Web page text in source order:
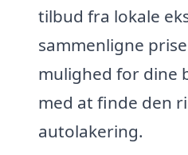
tilbud fra lokale
sammenligne
mulighed for dine
med at finde den
autolakering.